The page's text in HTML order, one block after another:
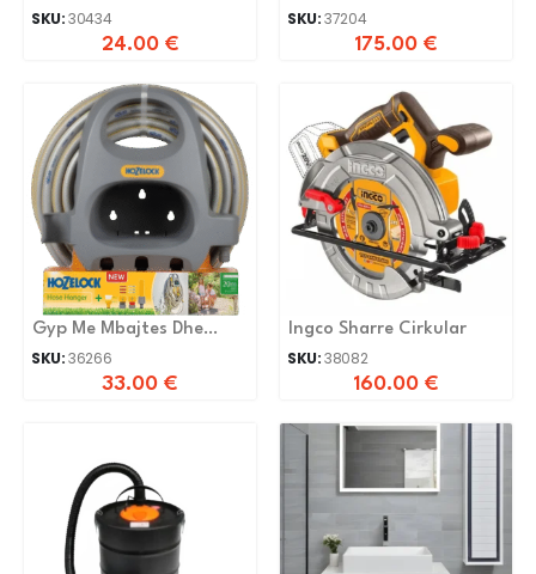
Kopa5025SM
SKU:30434
24.00 €
SKU:37204
175.00 €
Gyp Me Mbajtes Dhe
Lidhese 1/2-20m
SKU:36266
33.00 €
Ingco Sharre Cirkular
SKU:38082
160.00 €